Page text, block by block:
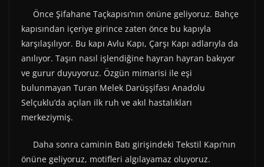
Önce Şifahane Taçkapısı’nın önüne geliyoruz. Bahçe
kapısından içeriye girince zaten önce bu kapıyla
karşılaşılıyor. Bu kapı Avlu Kapı, Çarşı Kapı adlarıyla da
anılıyor. Taşın nasıl işlendiğine hayran hayran bakıyor
ve gurur duyuyoruz. Özgün mimarisi ile eşi
bulunmayan Turan Melek Darüşşifası Anadolu
Selçuklu’da açılan ilk ruh ve akıl hastalıkları
merkeziymiş.
Daha sonra caminin Batı girişindeki Tekstil Kapı’nın
önüne geliyoruz, motifleri algılayamaz oluyoruz.